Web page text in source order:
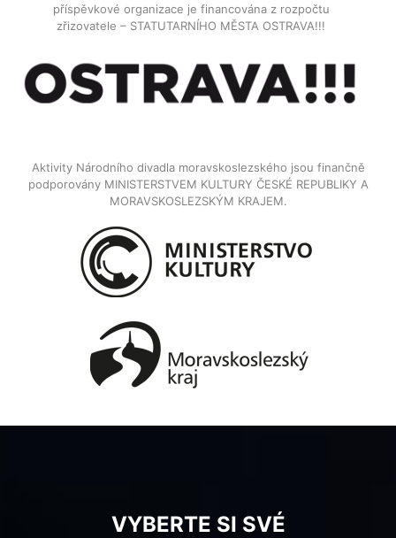
příspěvkové organizace je financována z rozpočtu
zřizovatele – STATUTARNÍHO MĚSTA OSTRAVA!!!
Aktivity Národního divadla moravskoslezského jsou finančně
podporovány MINISTERSTVEM KULTURY ČESKÉ REPUBLIKY A
MORAVSKOSLEZSKÝM KRAJEM.
VYBERTE SI SVÉ